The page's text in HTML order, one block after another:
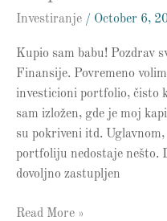
Investiranje / October 6,
Kupio sam babu! Pozdrav
Finansije. Povremeno
investicioni portfolio, čisto
sam izložen, gde je moj
su pokriveni itd.
portfoliju nedostaje nešto.
dovoljno zastupljen
Read More »